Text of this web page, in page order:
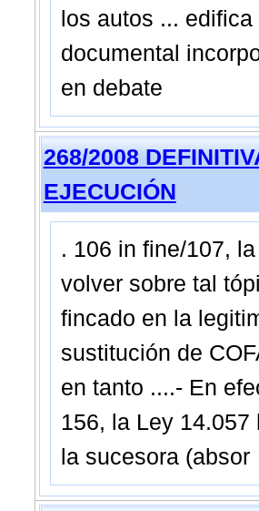
los autos ...
documental
en debate
268/2008
EJECUCIÓN
. 106 in fine/107,
volver sobre tal
fincado en la
sustitución de
en tanto ....- En
156, la Ley
la sucesora (absor